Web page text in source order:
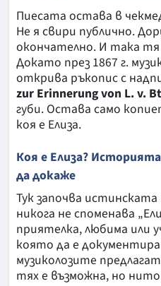
Пиесата остава в
Не я свири публично.
окончателно. И така тя
Докато през 1867 г.
открива ръкопис с
zur Erinnerung von L. v.
губи. Остава само
коя е Елиза.
Коя е Елиза?
да докаже
Тук започва
никога не споменава
приятелка, любима или
която да е
музиколозите
тях е възможна, но нито